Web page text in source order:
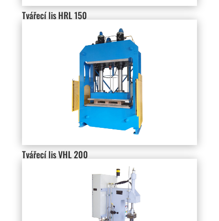
Tvářecí lis HRL 150
Tvářecí lis VHL 200